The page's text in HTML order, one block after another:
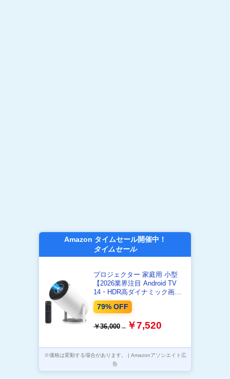
Amazon タイムセール開催中！
タイムセール
プロジェクター 家庭用 小型
【2026業界注目 Android TV
14・HDR高ダイナミック画
質】30000LM 天井投影 HiFiス
ピーカー
79% OFF
￥36,000→ ￥7,520
※価格は変動する場合があります。 | Amazonアソシエイト広
告